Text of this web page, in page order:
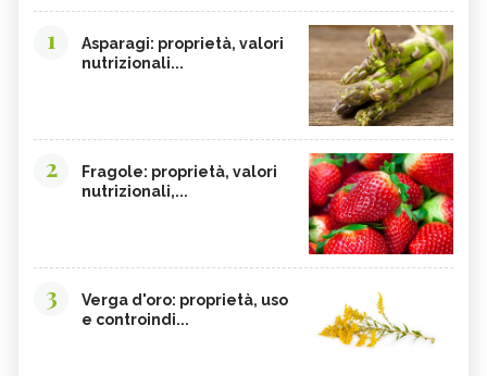
1
Asparagi: proprietà, valori
nutrizionali...
2
Fragole: proprietà, valori
nutrizionali,...
3
Verga d'oro: proprietà, uso
e controindi...